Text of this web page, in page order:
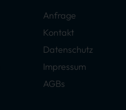
Anfrage
Kontakt
Datenschutz
Impressum
AGBs